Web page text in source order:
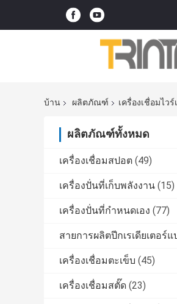
บ้าน ผลิตภัณฑ์ เครื่องเชื่อมไวร์
ผลิตภัณฑ์ทั้งหมด
เครื่องเชื่อมสปอต (49)
เครื่องปั่นที่เก็บพลังงาน (15)
เครื่องปั่นที่กําหนดเอง (77)
สายการผลิตปีกเรเดียเตอร์แ
เครื่องเชื่อมตะเข็บ (45)
เครื่องเชื่อมสตั๊ด (23)